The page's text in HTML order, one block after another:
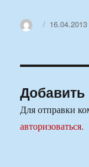
Автор16.04.2013
Для отправки
авторизоваться.